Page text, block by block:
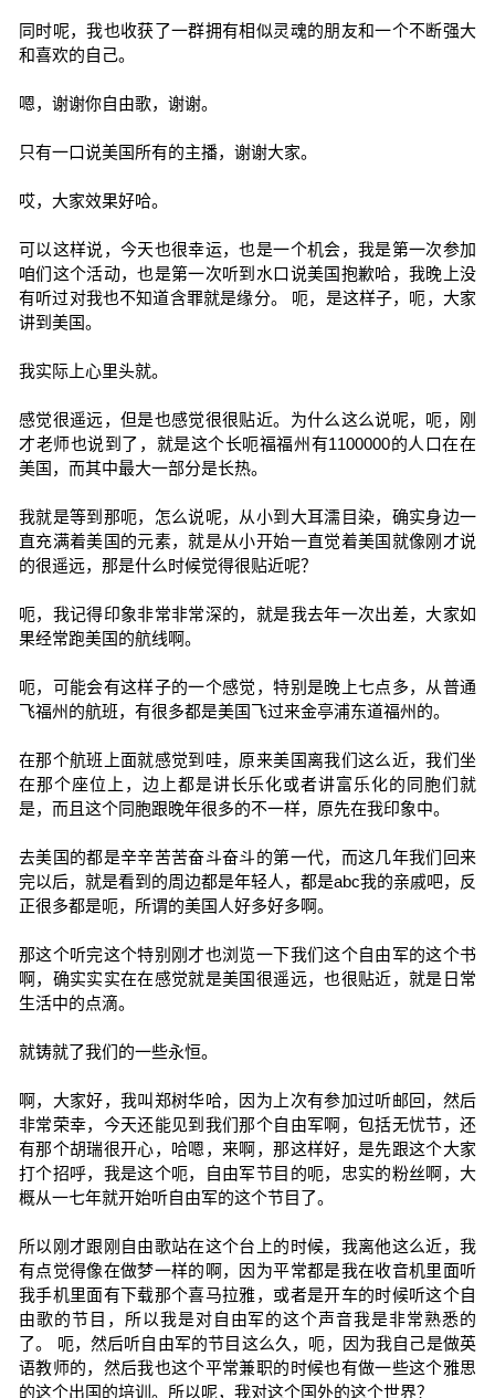
同时呢，我也收获了一群拥有相似灵魂的朋友和一个不断强大
和喜欢的自己。
嗯，谢谢你自由歌，谢谢。
只有一口说美国所有的主播，谢谢大家。
哎，大家效果好哈。
可以这样说，今天也很幸运，也是一个机会，我是第一次参加
咱们这个活动，也是第一次听到水口说美国抱歉哈，我晚上没
有听过对我也不知道含罪就是缘分。 呃，是这样子，呃，大家
讲到美国。
我实际上心里头就。
感觉很遥远，但是也感觉很很贴近。为什么这么说呢，呃，刚
才老师也说到了，就是这个长呃福福州有1100000的人口在在
美国，而其中最大一部分是长热。
我就是等到那呃，怎么说呢，从小到大耳濡目染，确实身边一
直充满着美国的元素，就是从小开始一直觉着美国就像刚才说
的很遥远，那是什么时候觉得很贴近呢？
呃，我记得印象非常非常深的，就是我去年一次出差，大家如
果经常跑美国的航线啊。
呃，可能会有这样子的一个感觉，特别是晚上七点多，从普通
飞福州的航班，有很多都是美国飞过来金亭浦东道福州的。
在那个航班上面就感觉到哇，原来美国离我们这么近，我们坐
在那个座位上，边上都是讲长乐化或者讲富乐化的同胞们就
是，而且这个同胞跟晚年很多的不一样，原先在我印象中。
去美国的都是辛辛苦苦奋斗奋斗的第一代，而这几年我们回来
完以后，就是看到的周边都是年轻人，都是abc我的亲戚吧，反
正很多都是呃，所谓的美国人好多好多啊。
那这个听完这个特别刚才也浏览一下我们这个自由军的这个书
啊，确实实实在在感觉就是美国很遥远，也很贴近，就是日常
生活中的点滴。
就铸就了我们的一些永恒。
啊，大家好，我叫郑树华哈，因为上次有参加过听邮回，然后
非常荣幸，今天还能见到我们那个自由军啊，包括无忧节，还
有那个胡瑞很开心，哈嗯，来啊，那这样好，是先跟这个大家
打个招呼，我是这个呃，自由军节目的呃，忠实的粉丝啊，大
概从一七年就开始听自由军的这个节目了。
所以刚才跟刚自由歌站在这个台上的时候，我离他这么近，我
有点觉得像在做梦一样的啊，因为平常都是我在收音机里面听
我手机里面有下载那个喜马拉雅，或者是开车的时候听这个自
由歌的节目，所以我是对自由军的这个声音我是非常熟悉的
了。 呃，然后听自由军的节目这么久，呃，因为我自己是做英
语教师的，然后我也这个平常兼职的时候也有做一些这个雅思
的这个出国的培训。所以呢，我对这个国外的这个世界？